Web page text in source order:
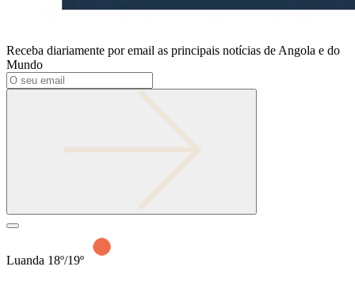
Receba diariamente por email as principais notícias de Angola e do
Mundo
Luanda 18º/19º